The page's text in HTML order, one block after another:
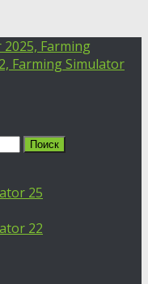
Farming
Farming Simulator
25
22